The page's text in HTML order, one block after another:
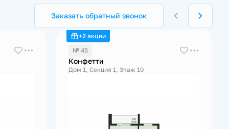
Заказать обратный звонок
+2 акции
№ 45
Конфетти
Дом 1, Секция 1, Этаж 10